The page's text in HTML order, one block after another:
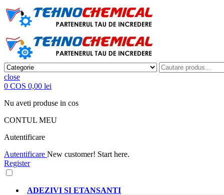
close
0 COS 0,00 lei
Nu aveti produse in cos
CONTUL MEU
Autentificare
Autentificare New customer! Start here.
Register
ADEZIVI SI ETANSANTI